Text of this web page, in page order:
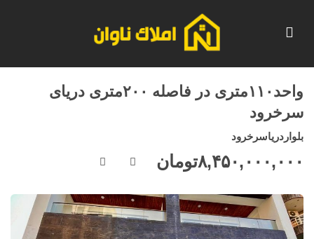
واحد۱۱۰متری در فاصله ۲۰۰متری دریای
سرخرود
بلواردریاسرخرود
۸,۴۵۰,۰۰۰,۰۰۰تومان